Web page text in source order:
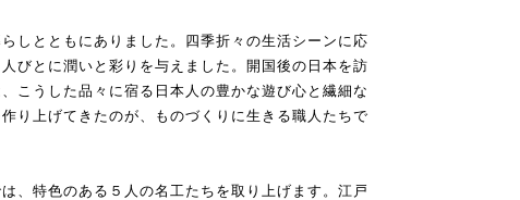
しとともにありました。四季折々の生活シーンに応
びとに潤いと彩りを与えました。開国後の日本を訪
こうした品々に宿る日本人の豊かな遊び心と繊細な
り上げてきたのが、ものづくりに生きる職人たちで
、特色のある５人の名工たちを取り上げます。江戸